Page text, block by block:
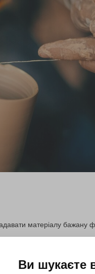
матеріалу бажану
Купити для себе
Ви шукаєте